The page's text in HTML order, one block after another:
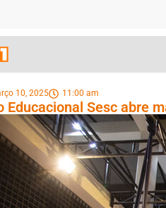
10, 2025 11:00 am
Educacional Sesc abre